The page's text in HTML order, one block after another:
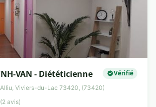
VAN - Diététicienne Vérifié
Viviers-du-Lac 73420, (73420)
(2 avis)